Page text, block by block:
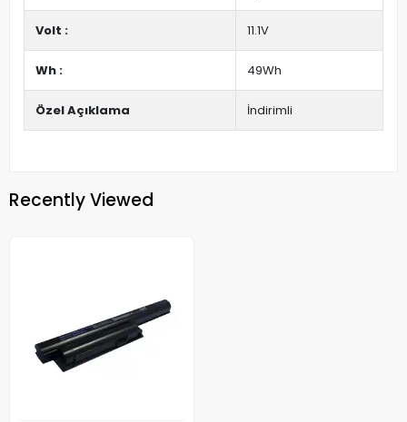
Volt : 11.1V
Wh : 49Wh
Özel Açıklama İndirimli
Recently Viewed